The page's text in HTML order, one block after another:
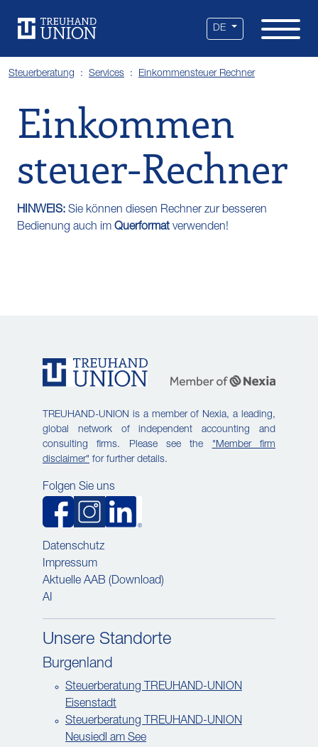
DE
Steuerberatung Services Einkommensteuer Rechner
Ein​kommen​
steuer-​Rechner
HINWEIS: Sie können diesen Rechner zur besseren
Bedienung auch im Querformat verwenden!
TREUHAND-UNION is a member of Nexia, a leading,
global network of independent accounting and
consulting firms. Please see the "Member firm
disclaimer" for further details.
Datenschutz
Impressum
Aktuelle AAB (Download)
AI
Folgen Sie uns
Unsere Standorte
Burgenland
Steuerberatung TREUHAND-UNION
Eisenstadt
Steuerberatung TREUHAND-UNION
Neusiedl am See